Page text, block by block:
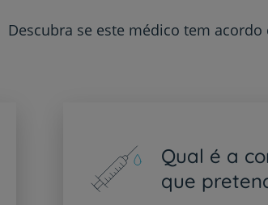
Sobre nós
Descubra se este médico tem
Qual é a
que